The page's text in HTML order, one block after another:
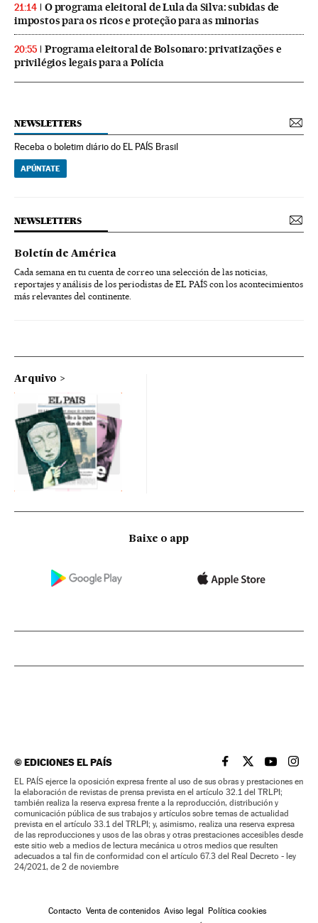
21:14
O programa eleitoral de Lula da Silva: subidas de
impostos para os ricos e proteção para as minorias
20:55
Programa eleitoral de Bolsonaro: privatizações e
privilégios legais para a Polícia
NEWSLETTERS
Receba o boletim diário do EL PAÍS Brasil
APÚNTATE
NEWSLETTERS
Boletín de América
Cada semana en tu cuenta de correo una selección de las noticias,
reportajes y análisis de los periodistas de EL PAÍS con los acontecimientos
más relevantes del continente.
Arquivo
Baixe o app
©EDICIONES EL PAÍS EL PAÍS BRASIL EN
EL PAÍSEL PAÍS
EL
EL PAÍS ejerce la oposición expresa frente al uso de sus obras y prestaciones en
la elaboración de revistas de prensa prevista en el artículo 32.1 del TRLPI;
también realiza la reserva expresa frente a la reproducción, distribución y
comunicación pública de sus trabajos y artículos sobre temas de actualidad
prevista en el artículo 33.1 del TRLPI; y, asimismo, realiza una reserva expresa
de las reproducciones y usos de las obras y otras prestaciones accesibles desde
este sitio web a medios de lectura mecánica u otros medios que resulten
adecuados a tal fin de conformidad con el artículo 67.3 del Real Decreto - ley
24/2021, de 2 de noviembre
Contacto Venta de contenidos Aviso legal Política cookies